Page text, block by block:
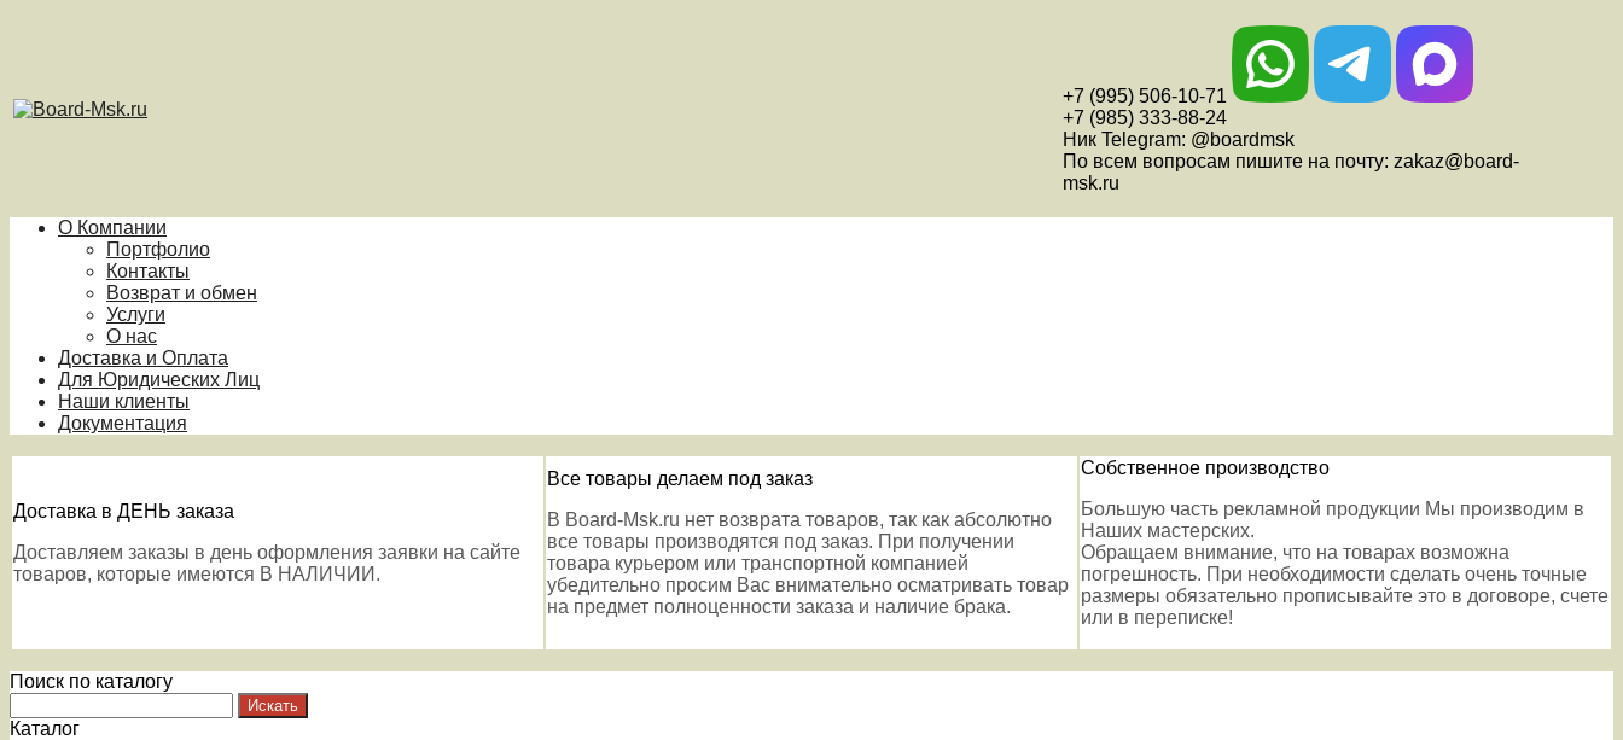
+7 (995) 506-10-71
+7 (985) 333-88-24
Ник Telegram: @boardmsk
По всем вопросам пишите на почту: zakaz@board-
msk.ru
О Компании
Портфолио
Контакты
Возврат и обмен
Услуги
О нас
Доставка и Оплата
Для Юридических Лиц
Наши клиенты
Документация
Доставка в ДЕНЬ заказа
Доставляем заказы в день оформления заявки на сайте
товаров, которые имеются В НАЛИЧИИ.
Все товары делаем под заказ
В Board-Msk.ru нет возврата товаров, так как абсолютно
все товары производятся под заказ. При получении
товара курьером или транспортной компанией
убедительно просим Вас внимательно осматривать товар
на предмет полноценности заказа и наличие брака.
Собственное производство
Большую часть рекламной продукции Мы производим в
Наших мастерских.
Обращаем внимание, что на товарах возможна
погрешность. При необходимости сделать очень точные
размеры обязательно прописывайте это в договоре, счете
или в переписке!
Поиск по каталогу
Каталог